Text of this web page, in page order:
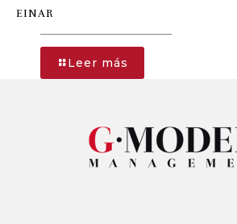
EINAR
Leer más
EINAR